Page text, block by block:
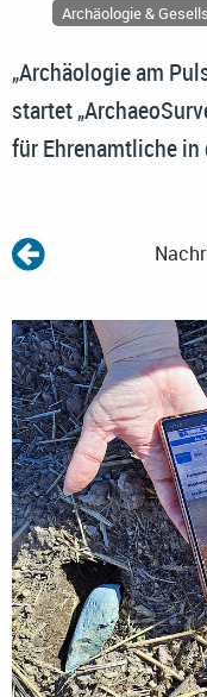
Archäologie &
„Archäologie am
startet
für Ehrenamtliche